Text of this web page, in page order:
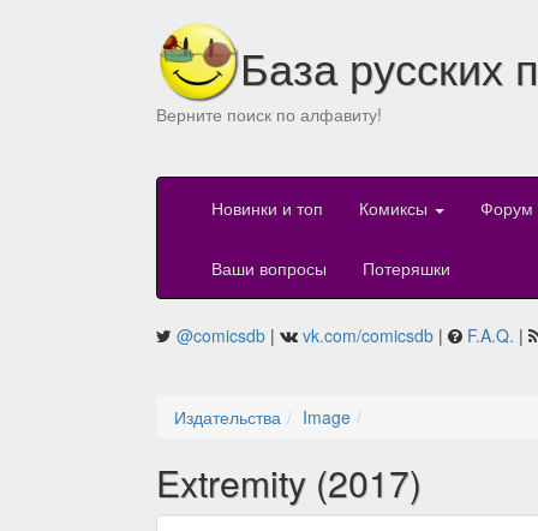
База русских
Верните поиск по алфавиту!
Новинки и топ Комиксы Форум
Ваши вопросы Потеряшки
@comicsdb | vk.com/comicsdb | F.A.Q. |
Издательства Image
Extremity (2017)